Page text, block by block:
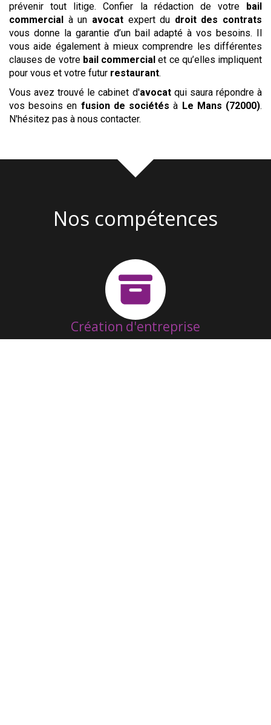
prévenir tout litige. Confier la rédaction de votre
bail
commercial
à un avocatexpert du droit des contrats
vous donne la garantie d’un bail adapté à vos besoins. Il
vous aide également à mieux comprendre les différentes
clauses de votre bail commercial et ce qu’elles impliquent
pour vous et votre futur restaurant.
Vous avez trouvé le cabinet d'avocatqui saura répondre à
vos besoins en fusion de sociétésà Le Mans (72000).
N'hésitez pas à nous contacter.
Nos compétences
Création d'entreprise